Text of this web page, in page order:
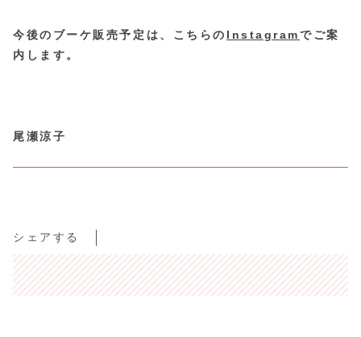
今後のブーケ販売予定は、こちらの Instagramでご案
内します。
尾瀬涼子
シェアする